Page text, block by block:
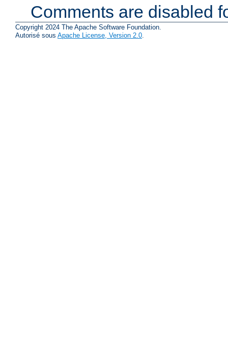
Comments are disabled
Copyright 2024 The Apache Software Foundation.
Autorisé sous Apache License, Version 2.0.